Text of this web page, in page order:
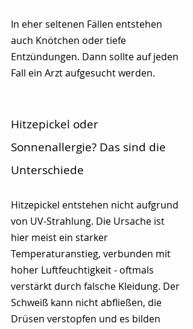
In eher seltenen Fällen entstehen
auch Knötchen oder tiefe
Entzündungen. Dann sollte auf jeden
Fall ein Arzt aufgesucht werden.
Hitzepickel oder
Sonnenallergie? Das sind die
Unterschiede
Hitzepickel entstehen nicht aufgrund
von UV-Strahlung. Die Ursache ist
hier meist ein starker
Temperaturanstieg, verbunden mit
hoher Luftfeuchtigkeit - oftmals
verstärkt durch falsche Kleidung. Der
Schweiß kann nicht abfließen, die
Drüsen verstopfen und es bilden